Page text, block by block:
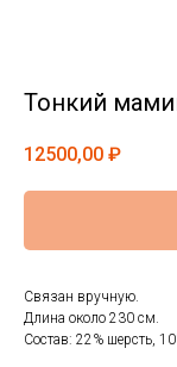
Тонкий
12500,00 ₽
Связан вручную.
Длина около 230 см.
Состав: 22% шерсть,